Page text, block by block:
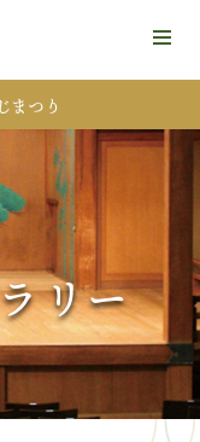
メ
ュ
を
まつり
リー